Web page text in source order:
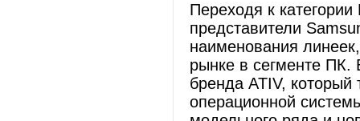
Переходя к
представители
наименования
рынке в сегменте ПК.
бренда ATIV, который
операционной